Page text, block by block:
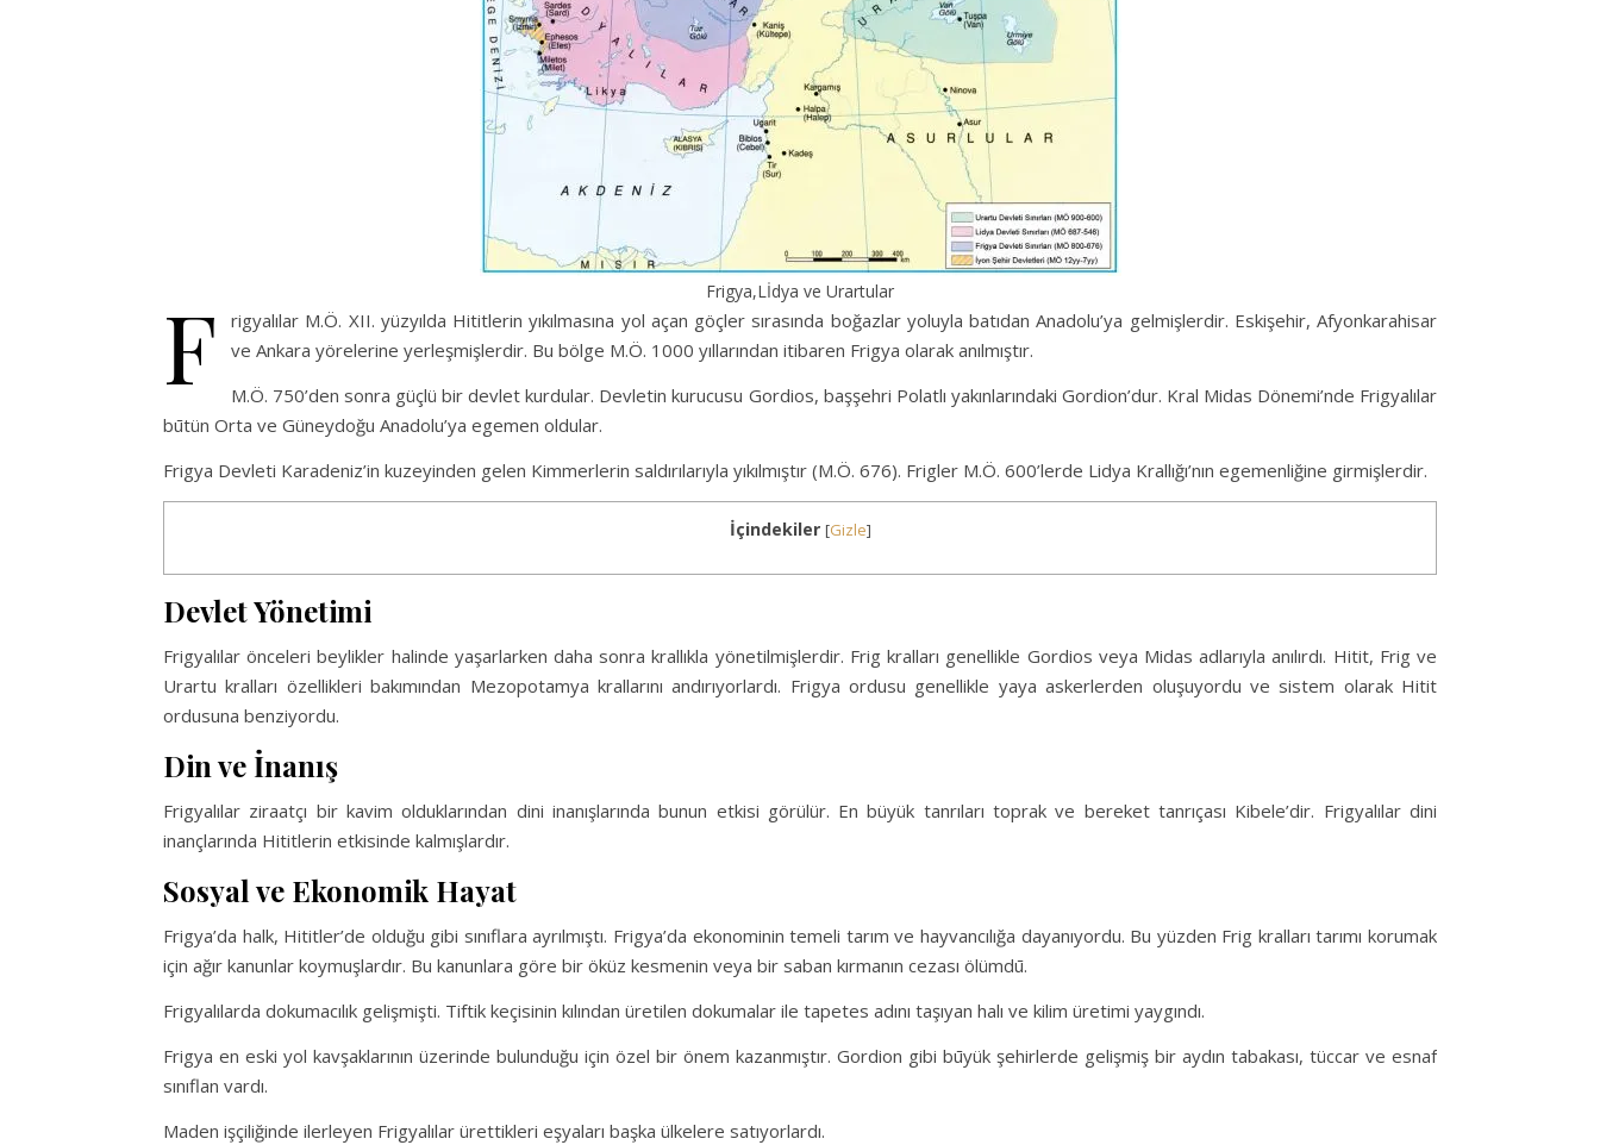
Frigya,Lİdya ve Urartular
F
rigyalılar M.Ö. XII. yüzyılda Hititlerin yıkılmasına yol açan göçler sırasında boğazlar yoluyla batıdan Anadolu’ya gelmişlerdir. Eskişehir, Afyonkarahisar
ve Ankara yörelerine yerleşmişlerdir. Bu bölge M.Ö. 1000 yıllarından itibaren Frigya olarak anılmıştır.
M.Ö. 750’den sonra güçlü bir devlet kurdular. Devletin kurucusu Gordios, başşehri Polatlı yakınlarındaki Gordion’dur. Kral Midas Dönemi’nde Frigyalılar
būtün Orta ve Güneydoğu Anadolu’ya egemen oldular.
Frigya Devleti Karadeniz’in kuzeyinden gelen Kimmerlerin saldırılarıyla yıkılmıştır (M.Ö. 676). Frigler M.Ö. 600’lerde Lidya Krallığı’nın egemenliğine girmişlerdir.
İçindekiler [Gizle]
Devlet Yönetimi
Frigyalılar önceleri beylikler halinde yaşarlarken daha sonra krallıkla yönetilmişlerdir. Frig kralları genellikle Gordios veya Midas adlarıyla anılırdı. Hitit, Frig ve
Urartu kralları özellikleri bakımından Mezopotamya krallarını andırıyorlardı. Frigya ordusu genellikle yaya askerlerden oluşuyordu ve sistem olarak Hitit
ordusuna benziyordu.
Din ve İnanış
Frigyalılar ziraatçı bir kavim olduklarından dini inanışlarında bunun etkisi görülür. En büyük tanrıları toprak ve bereket tanrıçası Kibele’dir. Frigyalılar dini
inançlarında Hititlerin etkisinde kalmışlardır.
Sosyal ve Ekonomik Hayat
Frigya’da halk, Hititler’de olduğu gibi sınıflara ayrılmıştı. Frigya’da ekonominin temeli tarım ve hayvancılığa dayanıyordu. Bu yüzden Frig kralları tarımı korumak
için ağır kanunlar koymuşlardır. Bu kanunlara göre bir öküz kesmenin veya bir saban kırmanın cezası ölümdū.
Frigyalılarda dokumacılık gelişmişti. Tiftik keçisinin kılından üretilen dokumalar ile tapetes adını taşıyan halı ve kilim üretimi yaygındı.
Frigya en eski yol kavşaklarının üzerinde bulunduğu için özel bir önem kazanmıştır. Gordion gibi būyük şehirlerde gelişmiş bir aydın tabakası, tüccar ve esnaf
sınıflan vardı.
Maden işçiliğinde ilerleyen Frigyalılar ürettikleri eşyaları başka ülkelere satıyorlardı.